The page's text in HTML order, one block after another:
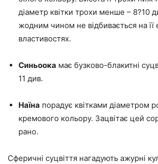
діаметр квітки трохи менше – 8?10
жодним чином не відбивається на її
властивостях.
Синьоока має бузково-блакитні
11 див.
Наїна порадує квітками діаметром
кремового кольору. Зацвітає цей
рано.
Сферичні суцвіття нагадують ажурні